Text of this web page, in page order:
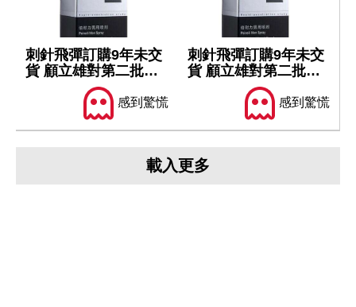
刺針飛彈訂購9年未交
貨 顧立雄對第二批軍
感到驚慌
刺針飛彈訂購9年未交
貨 顧立雄對第二批軍
感到驚慌
載入更多